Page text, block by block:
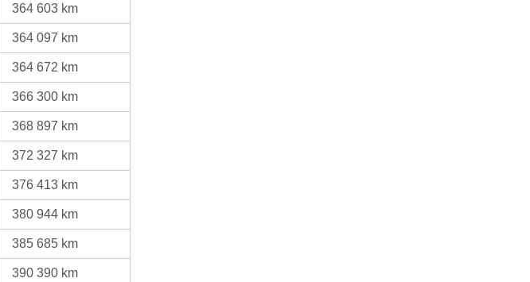
364 603 km
364 097 km
364 672 km
366 300 km
368 897 km
372 327 km
376 413 km
380 944 km
385 685 km
390 390 km